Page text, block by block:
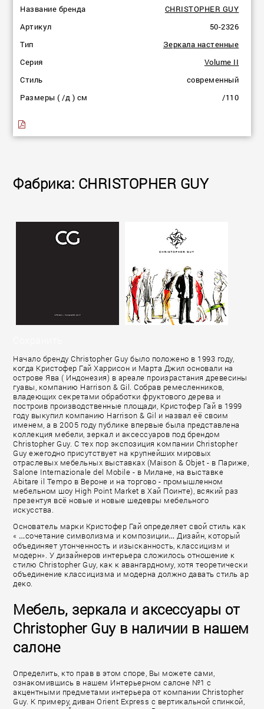
Название бренда
CHRISTOPHER GUY
Артикул
50-2326
Тип
Зеркала настенные
Серия
Volume II
Стиль
современный
Размеры ( /д ) см
/110
Фабрика: CHRISTOPHER GUY
Начало бренду Christopher Guy было положено в 1993 году,
когда Кристофер Гай Харрисон и Марта Джил основали на
острове Ява ( Индонезия) в ареале произрастания древесины
гуавы, компанию Harrison & Gil. Собрав ремесленников,
владеющих секретами обработки фруктового дерева и
построив производственные площади, Кристофер Гай в 1999
году выкупил компанию Harrison & Gil и назвал её своим
именем, а в 2005 году публике впервые была представлена
коллекция мебели, зеркал и аксессуаров под брендом
Christopher Guy. С тех пор экспозиция компании Christopher
Guy ежегодно присутствует на крупнейших мировых
отраслевых мебельных выставках (Maison & Objet - в Париже,
Salone Internazionale del Mobile - в Милане, на выставке
Abitare il Tempo в Вероне и на торгово - промышленном
мебельном шоу High Point Market в Хай Поинте), всякий раз
презентуя всё новые и новые шедевры мебельного
искусства.
Основатель марки Кристофер Гай определяет свой стиль как
« …сочетание символизма и композиции… Дизайн, который
объединяет утонченность и изысканность, классицизм и
модерн». У дизайнеров интерьера сложилось отношение к
стилю Christopher Guy, как к авангардному, хотя теоретически
объединение классицизма и модерна должно давать стиль ар
деко.
Мебель, зеркала и аксессуары от
Christopher Guy в наличии в нашем
салоне
Определить, кто прав в этом споре, Вы можете сами,
ознакомившись в нашем Интерьерном салоне №1 с
акцентными предметами интерьера от компании Christopher
Guy. К примеру, диван Orient Express с вертикальной спинкой,